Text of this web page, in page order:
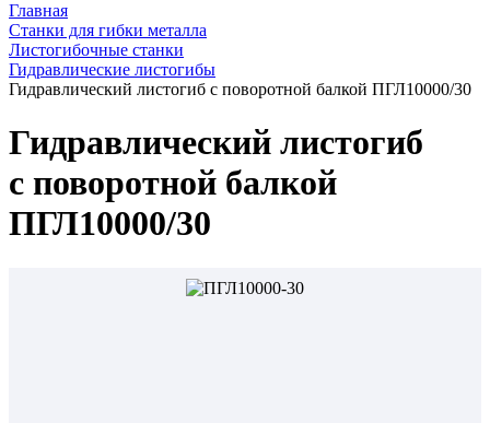
Главная
Станки для гибки металла
Листогибочные станки
Гидравлические листогибы
Гидравлический листогиб с поворотной балкой ПГЛ10000/30
Гидравлический листогиб
с поворотной балкой
ПГЛ10000/30